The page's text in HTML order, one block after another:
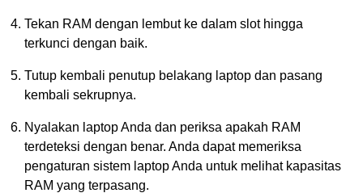
Tekan RAM dengan lembut ke dalam slot hingga
terkunci dengan baik.
Tutup kembali penutup belakang laptop dan pasang
kembali sekrupnya.
Nyalakan laptop Anda dan periksa apakah RAM
terdeteksi dengan benar. Anda dapat memeriksa
pengaturan sistem laptop Anda untuk melihat kapasitas
RAM yang terpasang.